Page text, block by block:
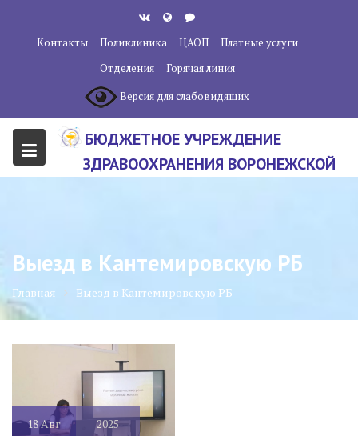
содержанию
Контакты Поликлиника ЦАОП
Платные услуги
Отделения
Горячая линия
Версия для слабовидящих
БЮДЖЕТНОЕ УЧРЕЖДЕНИЕ
ЗДРАВООХРАНЕНИЯ ВОРОНЕЖСКОЙ
ЦЕНТР"
Выезд в Кантемировскую РБ
Главная Выезд в Кантемировскую РБ
18Авг 2025